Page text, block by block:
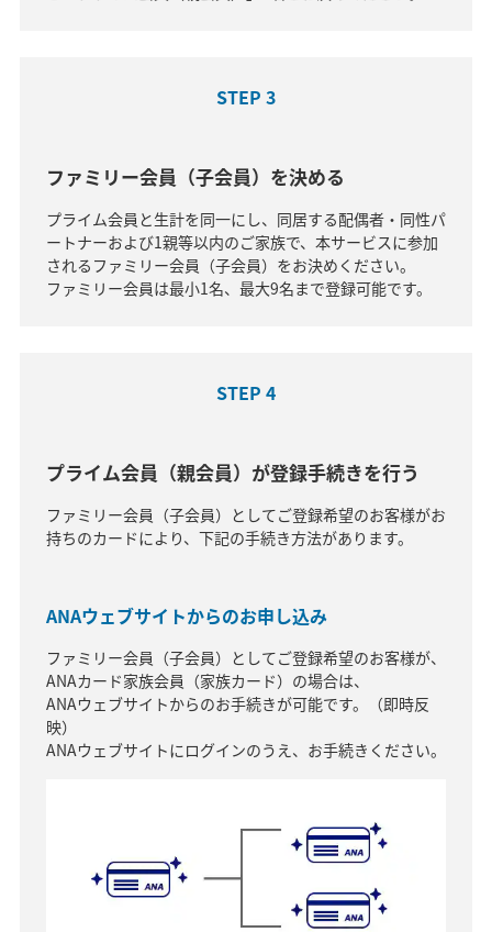
STEP 3
ファミリー会員（子会員）を決める
プライム会員と生計を同一にし、同居する配偶者・同性パ
ートナーおよび1親等以内のご家族で、本サービスに参加
されるファミリー会員（子会員）をお決めください。
ファミリー会員は最小1名、最大9名まで登録可能です。
STEP 4
プライム会員（親会員）が登録手続きを行う
ファミリー会員（子会員）としてご登録希望のお客様がお
持ちのカードにより、下記の手続き方法があります。
ANAウェブサイトからのお申し込み
ファミリー会員（子会員）としてご登録希望のお客様が、
ANAカード家族会員（家族カード）の場合は、
ANAウェブサイトからのお手続きが可能です。（即時反
映）
ANAウェブサイトにログインのうえ、お手続きください。